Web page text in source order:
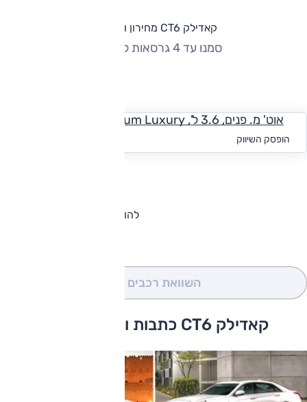
קאדילק CT6 מחירון וגרסאות
סמנו עד 4 גרסאות להשוואה
אוט' מ. פנים, 3.6 ל', Premium Luxury
הופסק השיווק
להורדת קטלוג קאדילק CT6
השוואת רכבים
קאדילק CT6 כתבות ומבחני דרכים